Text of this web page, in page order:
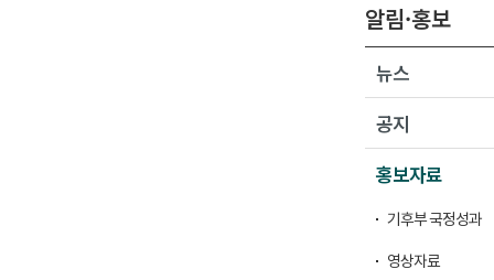
알림·홍보
뉴스
공지
홍보자료
기후부 국정성과
영상자료